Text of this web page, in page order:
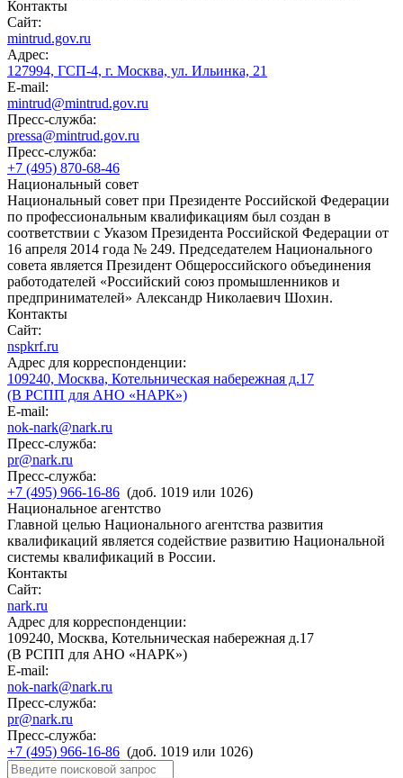
Контакты
Сайт:
mintrud.gov.ru
Адрес:
127994, ГСП-4, г. Москва, ул. Ильинка, 21
E-mail:
mintrud@mintrud.gov.ru
Пресс-служба:
pressa@mintrud.gov.ru
Пресс-служба:
+7 (495) 870-68-46
Национальный совет
Национальный совет при Президенте Российской Федерации
по профессиональным квалификациям был создан в
соответствии с Указом Президента Российской Федерации от
16 апреля 2014 года № 249. Председателем Национального
совета является Президент Общероссийского объединения
работодателей «Российский союз промышленников и
предпринимателей» Александр Николаевич Шохин.
Контакты
Сайт:
nspkrf.ru
Адрес для корреспонденции:
109240, Москва, Котельническая набережная д.17
(В РСПП для АНО «НАРК»)
E-mail:
nok-nark@nark.ru
Пресс-служба:
pr@nark.ru
Пресс-служба:
+7 (495) 966-16-86 (доб. 1019 или 1026)
Национальное агентство
Главной целью Национального агентства развития
квалификаций является содействие развитию Национальной
системы квалификаций в России.
Контакты
Сайт:
nark.ru
Адрес для корреспонденции:
109240, Москва, Котельническая набережная д.17
(В РСПП для АНО «НАРК»)
E-mail:
nok-nark@nark.ru
Пресс-служба:
pr@nark.ru
Пресс-служба:
+7 (495) 966-16-86 (доб. 1019 или 1026)